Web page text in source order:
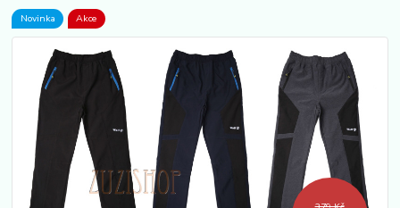
Novinka Akce